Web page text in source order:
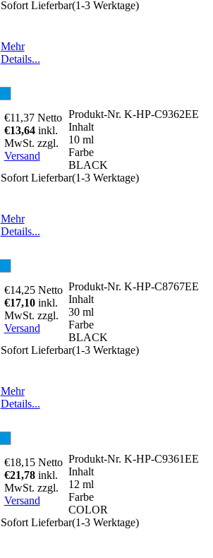
Sofort Lieferbar(1-3 Werktage)
Mehr
Details...
€11,37 Netto
€13,64 inkl.
MwSt. zzgl.
Versand
Produkt-Nr. K-HP-C9362EE
Inhalt
10 ml
Farbe
BLACK
Sofort Lieferbar(1-3 Werktage)
Mehr
Details...
€14,25 Netto
€17,10 inkl.
MwSt. zzgl.
Versand
Produkt-Nr. K-HP-C8767EE
Inhalt
30 ml
Farbe
BLACK
Sofort Lieferbar(1-3 Werktage)
Mehr
Details...
€18,15 Netto
€21,78 inkl.
MwSt. zzgl.
Versand
Produkt-Nr. K-HP-C9361EE
Inhalt
12 ml
Farbe
COLOR
Sofort Lieferbar(1-3 Werktage)